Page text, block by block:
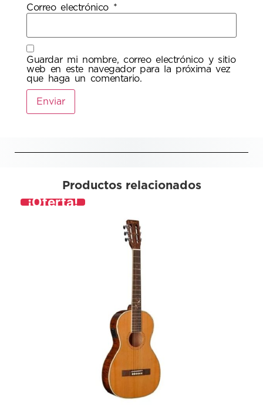
Correo electrónico *
Guardar mi nombre, correo electrónico y sitio
web en este navegador para la próxima vez
que haga un comentario.
Productos relacionados
¡Oferta!